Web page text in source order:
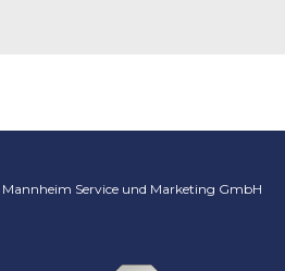
Service und Marketing GmbH